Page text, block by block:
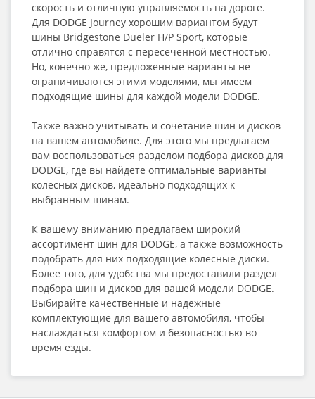
скорость и отличную управляемость на дороге.
Для DODGE Journey хорошим вариантом будут
шины Bridgestone Dueler H/P Sport, которые
отлично справятся с пересеченной местностью.
Но, конечно же, предложенные варианты не
ограничиваются этими моделями, мы имеем
подходящие шины для каждой модели DODGE.
Также важно учитывать и сочетание шин и дисков
на вашем автомобиле. Для этого мы предлагаем
вам воспользоваться разделом подбора дисков для
DODGE, где вы найдете оптимальные варианты
колесных дисков, идеально подходящих к
выбранным шинам.
К вашему вниманию предлагаем широкий
ассортимент шин для DODGE, а также возможность
подобрать для них подходящие колесные диски.
Более того, для удобства мы предоставили раздел
подбора шин и дисков для вашей модели DODGE.
Выбирайте качественные и надежные
комплектующие для вашего автомобиля, чтобы
наслаждаться комфортом и безопасностью во
время езды.